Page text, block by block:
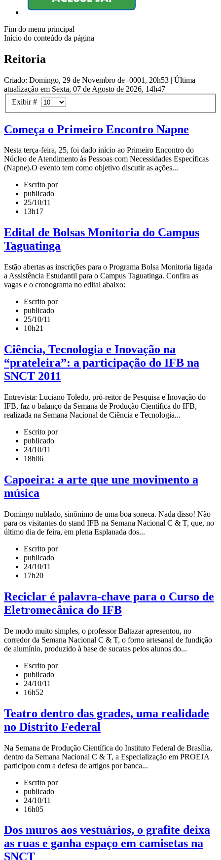
Fim do menu principal
Início do conteúdo da página
Reitoria
Criado: Domingo, 29 de Novembro de -0001, 20h53 | Última
atualização em Sexta, 07 de Agosto de 2026, 14h47
Exibir #
Começa o Primeiro Encontro Napne
Nesta terça-feira, 25, foi dado início ao Primeiro Encontro do
Núcleo de Atendimento às Pessoas com Necessidades Específicas
(Napne).O evento tem como objetivo discutir as ações...
Escrito por
publicado
25/10/11
13h17
Edital de Bolsas Monitoria do Campus
Taguatinga
Estão abertas as inscrições para o Programa Bolsa Monitoria ligada
a Assistência Estudantil para o Campus Taguatinga. Confira as
vagas e o cronograma no edital abaixo:
Escrito por
publicado
25/10/11
10h21
Ciência, Tecnologia e Inovação na
“prateleira”: a participação do IFB na
SNCT 2011
Entrevista: Luciano Toledo, pró-reitor de Pesquisa e Inovação do
IFB, faz o balanço da Semana de Produção Científica do IFB,
realizada na Semana Nacional de Ciência e Tecnologia...
Escrito por
publicado
24/10/11
18h06
Capoeira: a arte que une movimento a
música
Domingo nublado, sinônimo de uma boa soneca. Nada disso! Não
para os visitantes do stand IFB na Semana Nacional C & T, que, no
último dia de feira, em plena Esplanada dos...
Escrito por
publicado
24/10/11
17h20
Reciclar é palavra-chave para o Curso de
Eletromecânica do IFB
De modo muito simples, o professor Baltazar apresentou, no
corredor da Semana Nacional C & T, o forno artesanal de fundição
de alumínio, produzido à base de sucatas pelos alunos do...
Escrito por
publicado
24/10/11
16h52
Teatro dentro das grades, uma realidade
no Distrito Federal
Na Semana de Produção Científica do Instituto Federal de Brasília,
dentro da Semana Nacional C & T, a Especialização em PROEJA
participou com a defesa de artigos por banca...
Escrito por
publicado
24/10/11
16h05
Dos muros aos vestuários, o grafite deixa
as ruas e ganha espaço em camisetas na
SNCT